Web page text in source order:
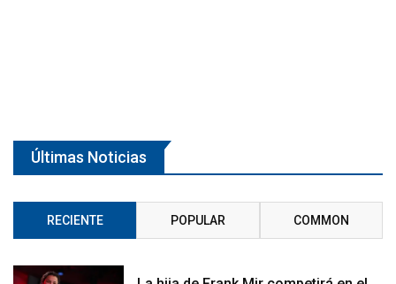
Últimas Noticias
RECIENTE POPULAR COMMON